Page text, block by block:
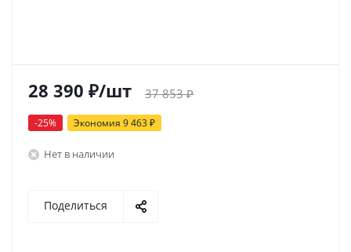
28 390 ₽/шт 37 853₽
-25% Экономия 9 463₽
Нет в наличии
Поделиться